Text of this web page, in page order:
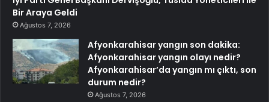
Bir Araya Geldi
Ağustos 7, 2026
Afyonkarahisar yangın son dakika:
Afyonkarahisar yangın olayı nedir?
Afyonkarahisar’da yangın mı çıktı, son
durum nedir?
Ağustos 7, 2026